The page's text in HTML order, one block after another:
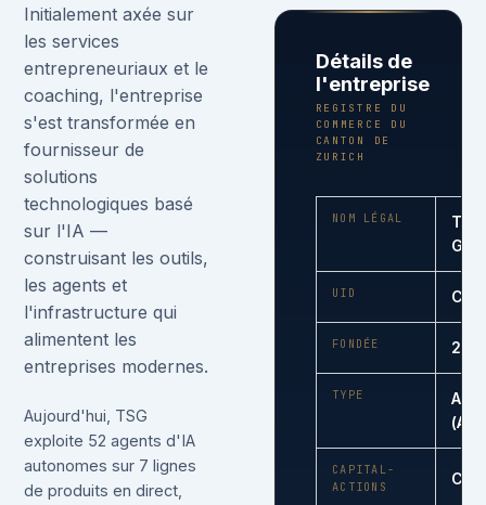
Initialement axée sur
les services
entrepreneuriaux et le
coaching, l'entreprise
s'est transformée en
fournisseur de
solutions
technologiques basé
sur l'IA —
construisant les outils,
les agents et
l'infrastructure qui
alimentent les
entreprises modernes.
Aujourd'hui, TSG
exploite 52 agents d'IA
autonomes sur 7 lignes
de produits en direct,
Détails de
l'entreprise
REGISTRE DU
COMMERCE DU
CANTON DE
ZURICH
NOM LÉGAL
The
UID
FONDÉE 28
TYPE
(AG)
CAPITAL-
ACTIONS